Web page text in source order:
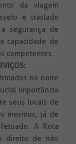
da viagem
e traslado
segurança de
capacidade de
competentes.
na noite
importância
seus locais de
mesmos, já de
A Rota
direito de não